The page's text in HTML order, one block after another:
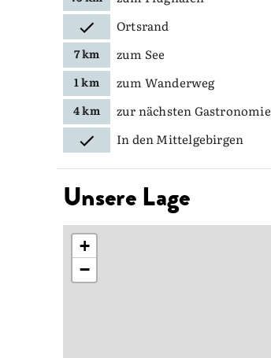
Ortsrand
7 km zum See
1 km zum Wanderweg
4 km zur nächsten Gastronomie
In den Mittelgebirgen
Unsere Lage
+
−